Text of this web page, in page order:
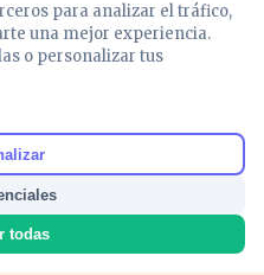
para analizar el tráfico,
una mejor experiencia.
o personalizar tus
todas